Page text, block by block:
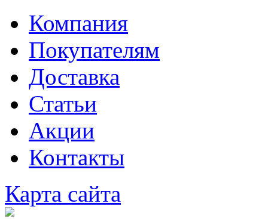
Компания
Покупателям
Доставка
Статьи
Акции
Контакты
Карта сайта